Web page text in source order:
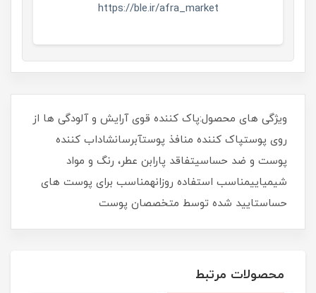
https://ble.ir/afra_market
ویژگی های محصول:پاک کننده قوی آرایش و آلودگی ها از
روی پوستپاک کننده منافذ پوستآبرسانشاداب کننده
پوست و ضد حساسیتفاقد پارابن عطر، رنگ و مواد
شیمیاییمناسب استفاده روزانهمناسب برای پوست های
حساستایید شده توسط متخصصان پوست
محصولات مرتبط